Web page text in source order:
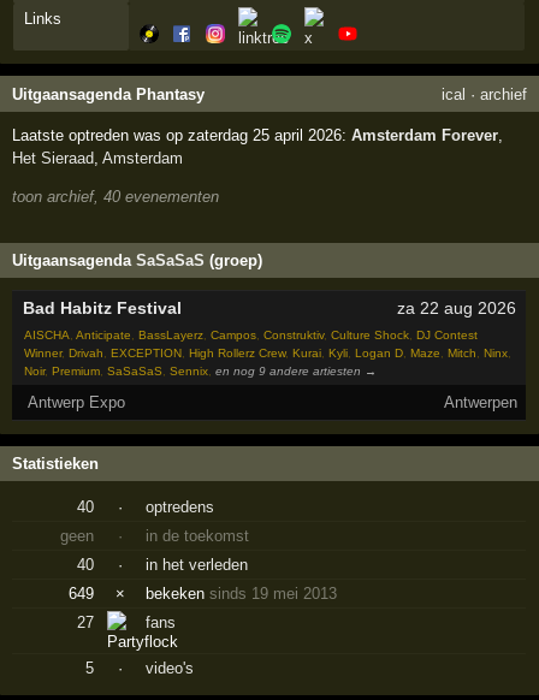
Links
Uitgaansagenda Phantasy ical · archief
Laatste optreden was op zaterdag 25 april 2026:Amsterdam Forever
Het Sieraad ,Amsterdam
toon archief, 40 evenementen
UitgaansagendaSaSaSaS (groep)
Bad Habitz Festival za 22 aug 2026
AISCHA,Anticipate, BassLayerz,Campos,Construktiv,Culture Shock, DJ Contest
Winner, Drivah, EXCEPTION, High Rollerz Crew, Kurai, Kyli, Logan D, Maze, Mitch, Ninx,
Noir, Premium,SaSaSaS,Sennix,en nog 9 andere artiesten →
Antwerp Expo Antwerpen
Statistieken
40 ·
optredens
geen
·
in de toekomst
40
·
in het verleden
649
× bekekensinds 19 mei 2013
27
fans
5 · video's